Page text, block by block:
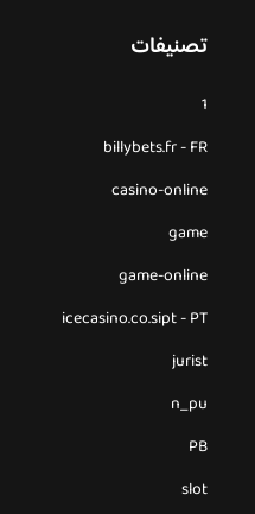
تصنيفات
1
billybets.fr - FR
casino-online
game
game-online
icecasino.co.sipt - PT
jurist
n_pu
PB
slot